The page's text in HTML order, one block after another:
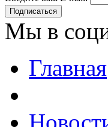
Подписаться
Мы в
Главная